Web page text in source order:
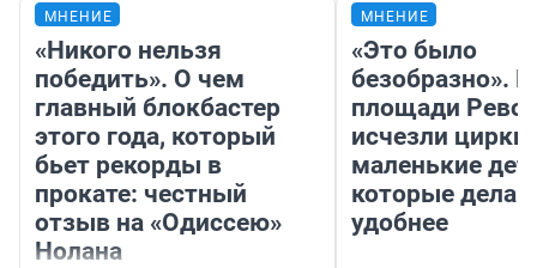
МНЕНИЕ
«Никого нельзя
победить». О чем
главный блокбастер
этого года, который
бьет рекорды в
прокате: честный
отзыв на «Одиссею»
Нолана
МНЕНИЕ
«Это было
безобразно».
площади
исчезли цирки
маленькие
которые
удобнее